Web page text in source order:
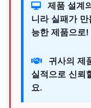
제품 설계
니라 실패가
능한 제품으로!
귀사의 제
실적으로 신뢰
요.